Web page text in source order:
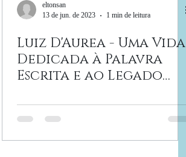
eltonsan
13 de jun. de 2023
1 min de leitura
Luiz D'Aurea - Uma Vida
Dedicada à Palavra
Escrita e ao Legado